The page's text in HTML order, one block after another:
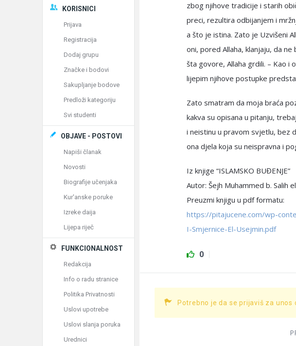
zbog njihove tradicije i starih
preci, rezultira odbijanjem i
a što je istina. Zato je Uzvišeni
oni, pored Allaha, klanjaju, da
šta govore, Allaha grdili. – Kao i
lijepim njihove postupke
Zato smatram da moja braća
kakva su opisana u pitanju,
i neistinu u pravom svjetlu, bez
ona djela koja su neispravna i
Iz knjige “ISLAMSKO BUĐENJE”
Autor: Šejh Muhammed b. Salih
Preuzmi knjigu u pdf formatu:
https://pitajucene.com/wp-
I-Smjernice-El-Usejmin.pdf
0
Potrebno je da se prijaviš za unos
KORISNICI
Prijava
Registracija
Dodaj grupu
Značke i bodovi
Sakupljanje bodove
Predloži kategoriju
Svi studenti
OBJAVE - POSTOVI
Napiši članak
Novosti
Biografije učenjaka
Kur'anske poruke
Izreke daija
Lijepa riječ
FUNKCIONALNOST
Redakcija
Info o radu stranice
Politika Privatnosti
Uslovi upotrebe
Uslovi slanja poruka
Urednici